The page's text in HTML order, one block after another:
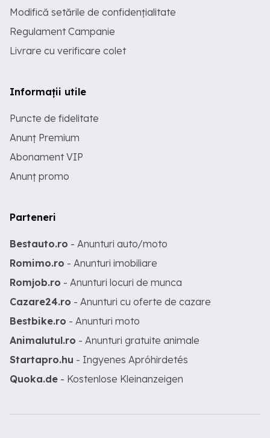
Modifică setările de confidențialitate
Regulament Campanie
Livrare cu verificare colet
Informații utile
Puncte de fidelitate
Anunț Premium
Abonament VIP
Anunț promo
Parteneri
Bestauto.ro - Anunturi auto/moto
Romimo.ro - Anunturi imobiliare
Romjob.ro - Anunturi locuri de munca
Cazare24.ro - Anunturi cu oferte de cazare
Bestbike.ro - Anunturi moto
Animalutul.ro - Anunturi gratuite animale
Startapro.hu - Ingyenes Apróhirdetés
Quoka.de - Kostenlose Kleinanzeigen